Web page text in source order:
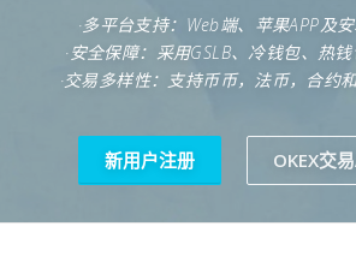
欧意注册网址 欧意交易下载 欧
·多平台支持：Web端、苹果APP及
·安全保障：采用GSLB、冷钱包、热
·交易多样性：支持币币，法币，合约
新用户注册 OKEX交